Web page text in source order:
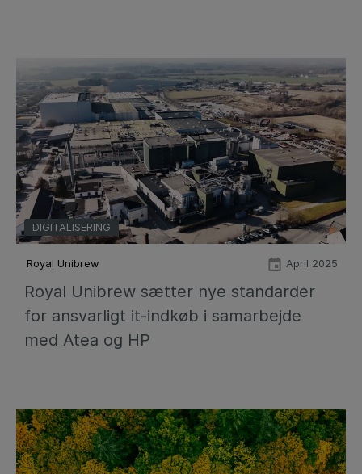
DIGITALISERING
Royal Unibrew April 2025
Royal Unibrew sætter nye standarder
for ansvarligt it-indkøb i samarbejde
med Atea og HP